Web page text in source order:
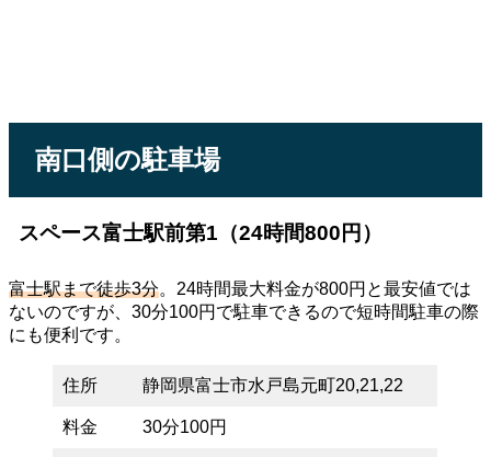
南口側の駐車場
スペース富士駅前第1（24時間800円）
富士駅まで徒歩3分。24時間最大料金が800円と最安値では
ないのですが、30分100円で駐車できるので短時間駐車の際
にも便利です。
住所 静岡県富士市水戸島元町20,21,22
料金 30分100円